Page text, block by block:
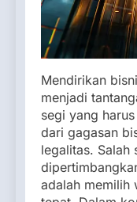
Mendirikan
menjadi
segi yang
dari gagasan
legalitas. Salah
adalah memilih